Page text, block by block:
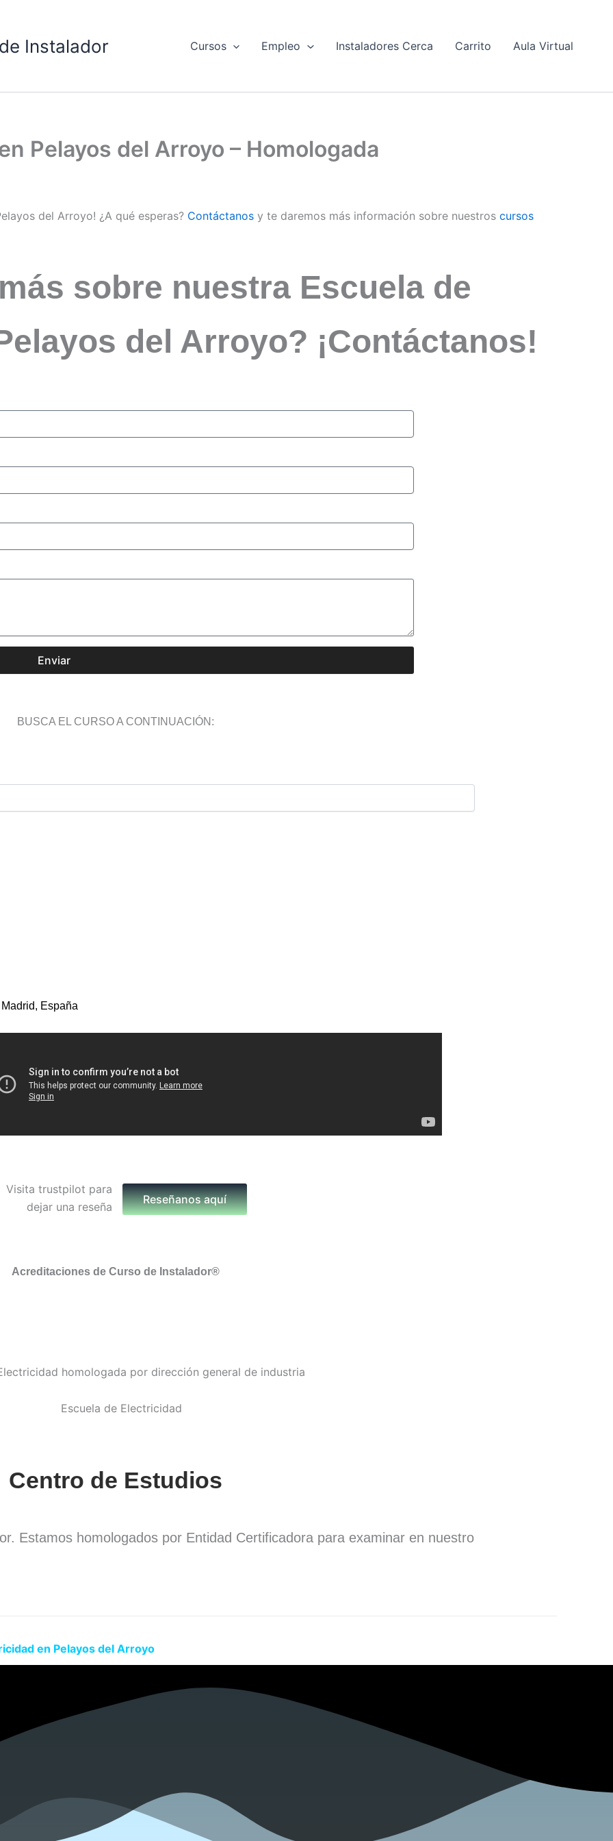
Instalador Cursos Empleo Instaladores Cerca Carrito Aula Virtual
Pelayos del Arroyo – Homologada
del Arroyo! ¿A qué esperas? Contáctanos y te daremos más información sobre nuestros cursos
sobre nuestra Escuela de
del Arroyo? ¡Contáctanos!
Enviar
BUSCA EL CURSO A CONTINUACIÓN:
España
Reseñanos aquí
Acreditaciones de Curso de Instalador®
Centro de Estudios
Estamos homologados por Entidad Certificadora para examinar en nuestro
en Pelayos del Arroyo